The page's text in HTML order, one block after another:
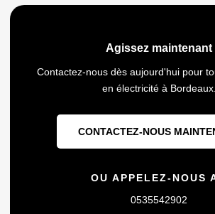
Agissez maintenant
Contactez-nous dès aujourd'hui pour
en électricité à Bordeaux.
CONTACTEZ-NOUS
OU APPELEZ-NOUS
0535542902